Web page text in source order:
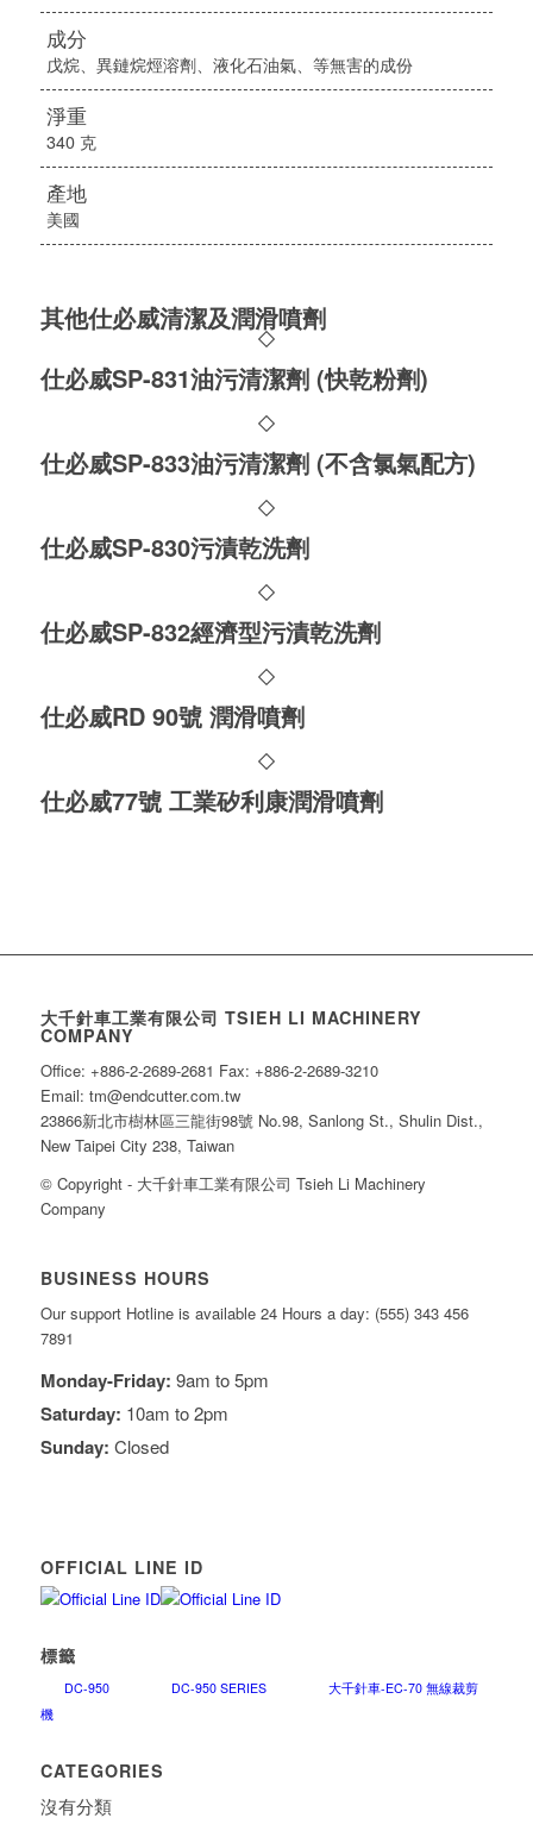
成分
戊烷、異鏈烷烴溶劑、液化石油氣、等無害的成份
淨重
340 克
產地
美國
其他仕必威清潔及潤滑噴劑
仕必威SP-831油污清潔劑 (快乾粉劑)
仕必威SP-833油污清潔劑 (不含氯氣配方)
仕必威SP-830污漬乾洗劑
仕必威SP-832經濟型污漬乾洗劑
仕必威RD 90號 潤滑噴劑
仕必威77號 工業矽利康潤滑噴劑
大千針車工業有限公司 TSIEH LI MACHINERY
COMPANY
Office: +886-2-2689-2681 Fax: +886-2-2689-3210
Email: tm@endcutter.com.tw
23866新北市樹林區三龍街98號 No.98, Sanlong St., Shulin Dist.,
New Taipei City 238, Taiwan
© Copyright - 大千針車工業有限公司 Tsieh Li Machinery
Company
BUSINESS HOURS
Our support Hotline is available 24 Hours a day: (555) 343 456
7891
Monday-Friday: 9am to 5pm
Saturday: 10am to 2pm
Sunday: Closed
OFFICIAL LINE ID
標籤
DC-950 DC-950 SERIES
大千針車-EC-70 無線裁剪
機
CATEGORIES
沒有分類